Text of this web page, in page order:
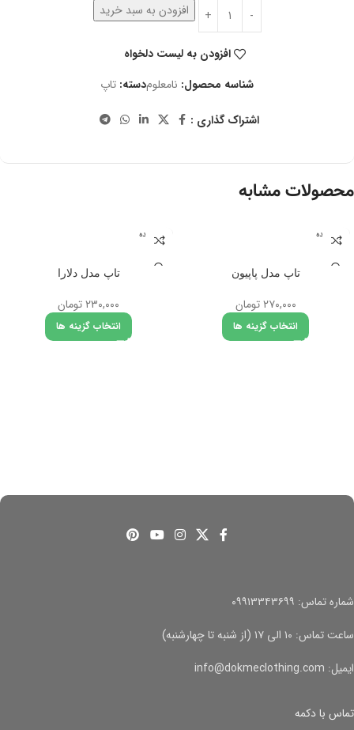
افزودن به سبد خرید
افزودن به لیست دلخواه
شناسه محصول: نامعلومدسته: تاپ
اشتراک گذاری :
محصولات مشابه
تمام شده
تاپ مدل پاپیون
۲۷۰,۰۰۰ تومان
انتخاب گزینه ها
تمام شده
تاپ مدل دلارا
۲۳۰,۰۰۰تومان
انتخاب گزینه ها
شماره تماس: ۰۹۹۱۳۳۴۳۶۹۹
ساعت تماس: ۱۰ الی ۱۷ (از شنبه تا چهارشنبه)
ایمیل: info@dokmeclothing.com
تماس با دکمه